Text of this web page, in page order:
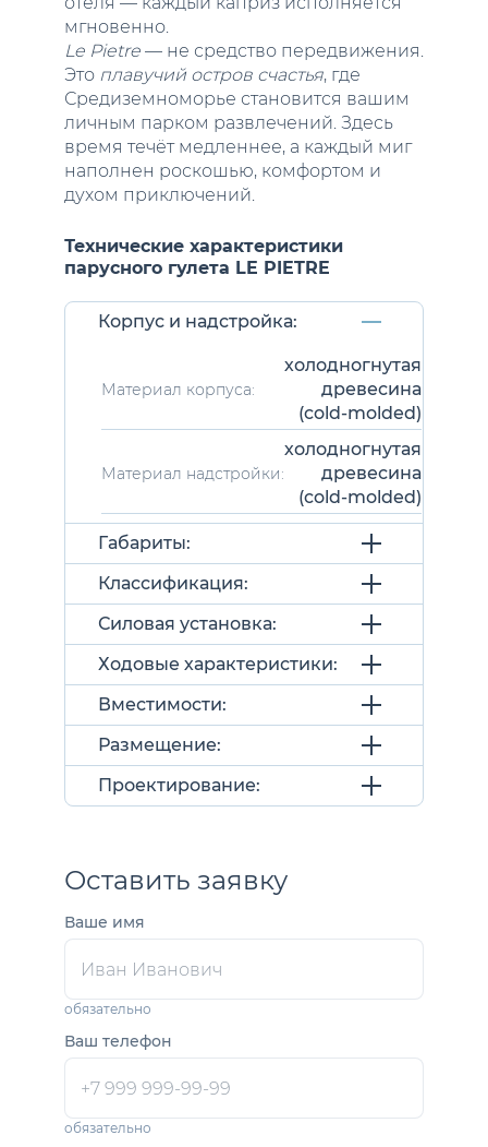
мгновенно.
Le Pietre — не средство передвижения.
Это плавучий остров счастья, где
Средиземноморье становится вашим
личным парком развлечений. Здесь
время течёт медленнее, а каждый миг
наполнен роскошью, комфортом и
духом приключений.
Технические характеристики
парусного гулета LE PIETRE
Корпус и надстройка:
Материал корпуса:
холодногнутая
древесина
(cold-molded)
Материал надстройки:
холодногнутая
древесина
(cold-molded)
Габариты:
Классификация:
Силовая установка:
Ходовые характеристики:
Вместимости:
Размещение:
Проектирование:
Оставить заявку
Ваше имя
обязательно
Ваш телефон
обязательно